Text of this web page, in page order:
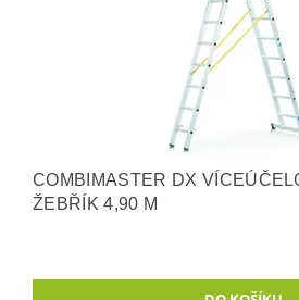
COMBIMASTER DX
ŽEBŘÍK 4,90 M